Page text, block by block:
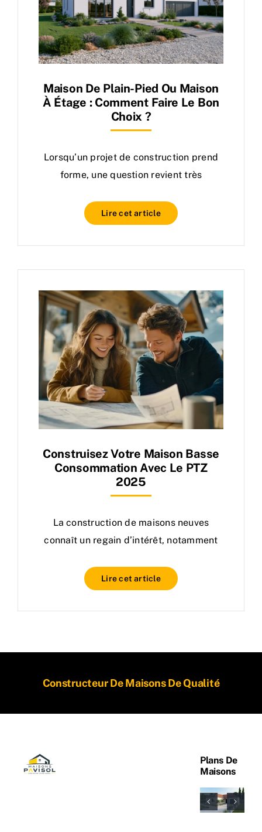
Maison De Plain-Pied Ou Maison
À Étage : Comment Faire Le Bon
Choix ?
Lorsqu’un projet de construction prend
forme, une question revient très
Lire cet article
Construisez Votre Maison Basse
Consommation Avec Le PTZ
2025
La construction de maisons neuves
connaît un regain d’intérêt, notamment
Lire cet article
Constructeur De Maisons De Qualité
Plans De
Maisons